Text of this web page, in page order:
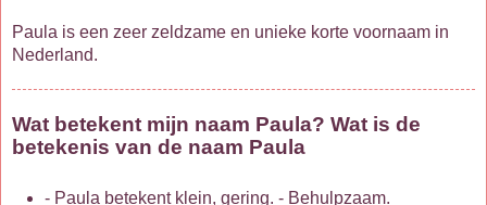
Paula is een zeer zeldzame en unieke korte voornaam in
Nederland.
Wat betekent mijn naam Paula? Wat is de
betekenis van de naam Paula
- Paula betekent klein, gering. - Behulpzaam.